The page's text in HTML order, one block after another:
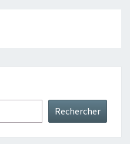
Rechercher